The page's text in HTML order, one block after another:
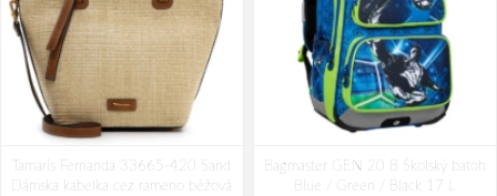
Tamaris Fernanda 33665-420 Sand
Dámska kabelka cez rameno béžová
Bagmaster GEN 20 B Školský batoh
Blue / Green / Black 17 L